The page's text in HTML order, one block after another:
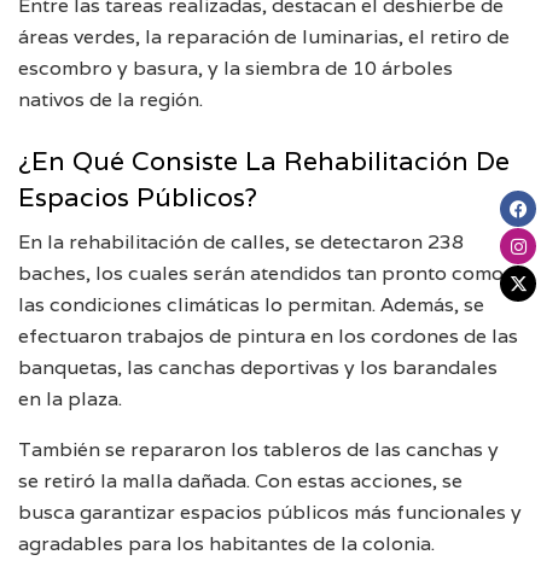
Entre las tareas realizadas, destacan el deshierbe de
áreas verdes, la reparación de luminarias, el retiro de
escombro y basura, y la siembra de 10 árboles
nativos de la región.
¿En Qué Consiste La Rehabilitación De
Espacios Públicos?
En la rehabilitación de calles, se detectaron 238
baches, los cuales serán atendidos tan pronto como
las condiciones climáticas lo permitan. Además, se
efectuaron trabajos de pintura en los cordones de las
banquetas, las canchas deportivas y los barandales
en la plaza.
También se repararon los tableros de las canchas y
se retiró la malla dañada. Con estas acciones, se
busca garantizar espacios públicos más funcionales y
agradables para los habitantes de la colonia.